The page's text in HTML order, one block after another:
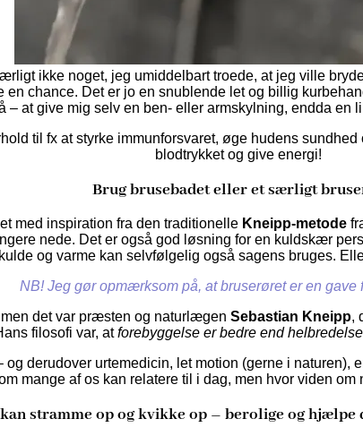
ikke noget, jeg umiddelbart troede, at jeg ville
chance. Det er jo en snublende let og billig
– at give mig selv en ben- eller armskylning, endda
til fx at styrke immunforsvaret, øge hudens
blodtrykket og give energi!
Brug brusebadet eller et særligt
med inspiration fra den traditionelle Kneipp-metode
nede. Det er også god løsning for en kuldskær
og varme kan selvfølgelig også sagens bruges.
NB! Jeg gør opmærksom på, at bruserøret er en gave
det var præsten og naturlægen Sebastian Kneipp,
filosofi var, atforebyggelse er bedre end helbredelse
og derudover urtemedicin, let motion (gerne i naturen),
mange af os kan relatere til i dag, men hvor viden
stramme op og kvikke op – berolige og hjælpe